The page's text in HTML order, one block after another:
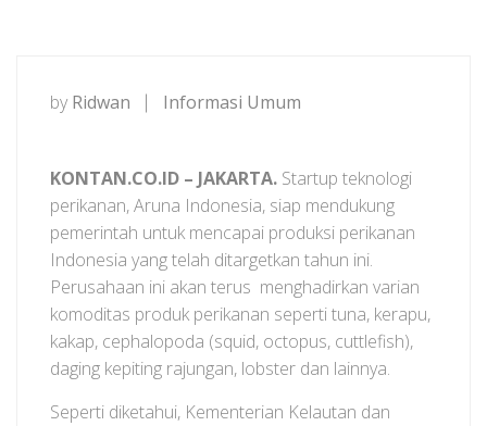
by Ridwan Informasi Umum
KONTAN.CO.ID – JAKARTA. Startup teknologi
perikanan, Aruna Indonesia, siap mendukung
pemerintah untuk mencapai produksi perikanan
Indonesia yang telah ditargetkan tahun ini.
Perusahaan ini akan terus menghadirkan varian
komoditas produk perikanan seperti tuna, kerapu,
kakap, cephalopoda (squid, octopus, cuttlefish),
daging kepiting rajungan, lobster dan lainnya.
Seperti diketahui, Kementerian Kelautan dan